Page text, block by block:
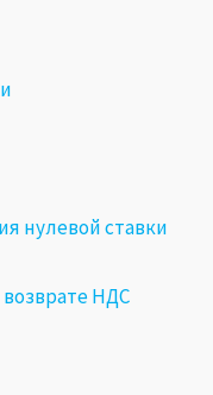
нулевой ставки
НДС